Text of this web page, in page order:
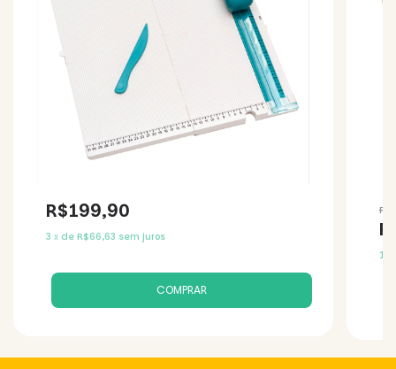
R$199,90
3 x de R$66,63 sem juros
10